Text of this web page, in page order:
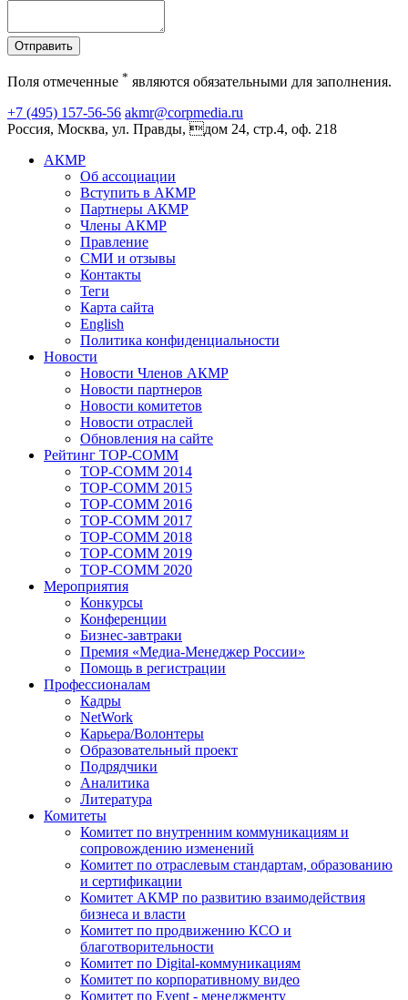
Отправить
Поля отмеченные * являются обязательными для заполнения.
+7 (495) 157-56-56 akmr@corpmedia.ru
Россия, Москва, ул. Правды, дом 24, стр.4, оф. 218
АКМР
Об ассоциации
Вступить в АКМР
Партнеры АКМР
Члены АКМР
Правление
СМИ и отзывы
Контакты
Теги
Карта сайта
English
Политика конфиденциальности
Новости
Новости Членов АКМР
Новости партнеров
Новости комитетов
Новости отраслей
Обновления на сайте
Рейтинг TOP-COMM
TOP-COMM 2014
TOP-COMM 2015
TOP-COMM 2016
TOP-COMM 2017
TOP-COMM 2018
TOP-COMM 2019
TOP-COMM 2020
Мероприятия
Конкурсы
Конференции
Бизнес-завтраки
Премия «Медиа-Менеджер России»
Помощь в регистрации
Профессионалам
Кадры
NetWork
Карьера/Волонтеры
Образовательный проект
Подрядчики
Аналитика
Литература
Комитеты
Комитет по внутренним коммуникациям и
сопровождению изменений
Комитет по отраслевым стандартам, образованию
и сертификации
Комитет АКМР по развитию взаимодействия
бизнеса и власти
Комитет по продвижению КСО и
благотворительности
Комитет по Digital-коммуникациям
Комитет по корпоративному видео
Комитет по Event - менеджменту